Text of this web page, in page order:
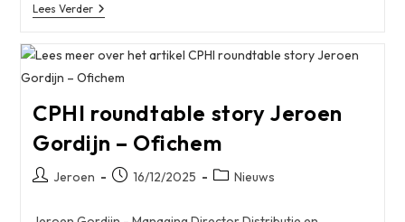
Lees VerderOfichem
Bundelt
Onder
Naam
CPHI roundtable story Jeroen
Gordijn – Ofichem
BerichtJeroen
Bericht
op:
16/12/2025 Berichtcategorie:
Nieuws